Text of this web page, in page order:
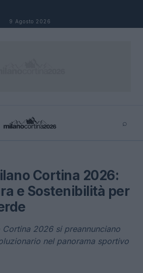
9 Agosto 2026
⌕
Cortina 2026:
e Sostenibilità per
2026 si preannunciano
nel panorama sportivo